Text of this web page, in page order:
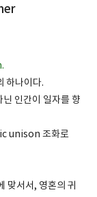
하나이다.
인간이 일자를 향
unison 조화로
맞서서, 영혼의 귀